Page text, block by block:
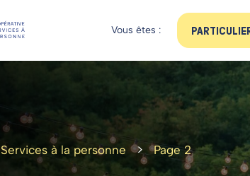
Vous êtes :
Services à la personne > Page 2